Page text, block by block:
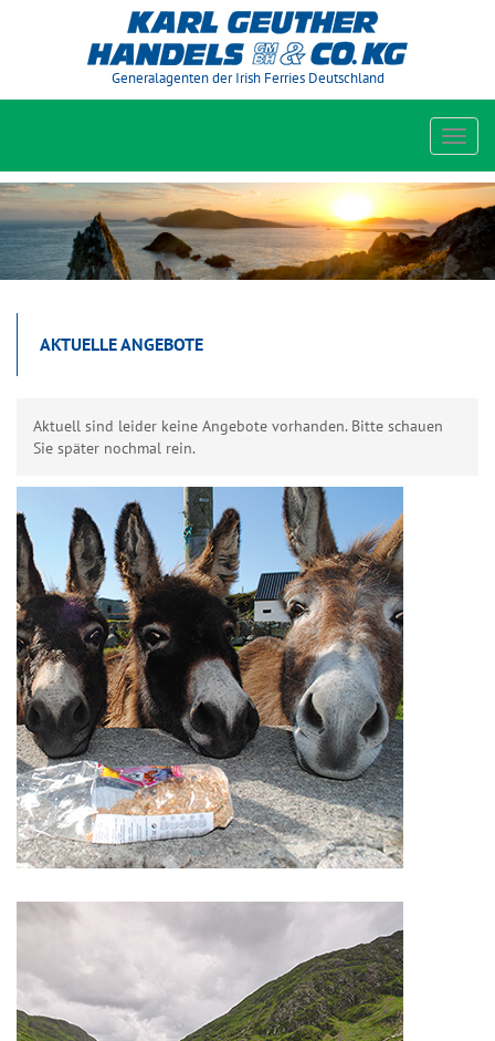
Generalagenten der Irish Ferries Deutschland
AKTUELLE ANGEBOTE
Aktuell sind leider keine Angebote vorhanden. Bitte schauen
Sie später nochmal rein.